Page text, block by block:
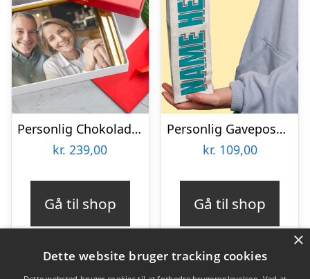
Personlig Chokoladeplade med Billede
kr. 239,00
Gå til shop
Personlig Gavepose til vin med Tekst
kr. 109,00
Gå til shop
×
Dette website bruger tracking cookies